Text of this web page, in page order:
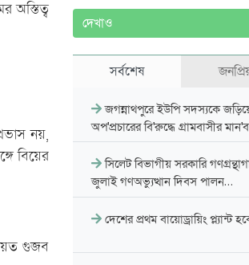
অস্তিত্ব
নয়,
বিয়ের
গুজব
দেখাও
সর্বশেষ
জগন্নাথপুরে ইউপি সদস্যকে
অপ'প্রচারের বি'রুদ্ধে গ্রামবাসীর
সিলেট বিভাগীয় সরকারি
জুলাই গণঅভ্যুত্থান দিবস পালন…
দেশের প্রথম বায়োড্রায়িং প্ল্যান্ট